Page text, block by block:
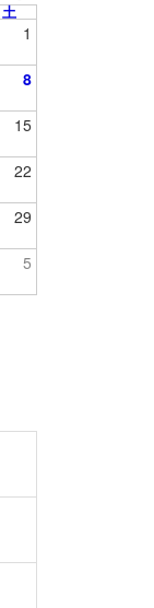
土
1
8
15
22
29
5